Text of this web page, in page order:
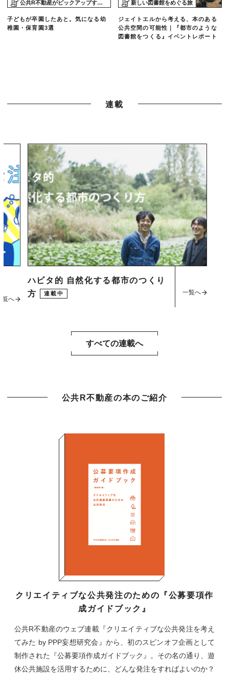
公共R不動産がピックアップする物件
子どもが卒園したあと。気になる幼
稚園・保育園3選
新しい図書館をめぐる旅
ジェイトエルから考える、本のある
公共空間の可能性｜『都市のような
図書館をつくる』イベントレポート
連載
ハビタ的 自然化する都市のつくり
方
連載中
一覧へ
覧へ
すべての連載へ
公共R不動産の本のご紹介
クリエイティブな公共発注のための『公募要項作
成ガイドブック』
公共R不動産のウェブ連載『クリエイティブな公共発注を考え
てみた by PPP妄想研究会』から、初のスピンオフ企画として
制作された『公募要項作成ガイドブック』。その名の通り、遊
休公共施設を活用するために、どんな発注をすればよいのか？